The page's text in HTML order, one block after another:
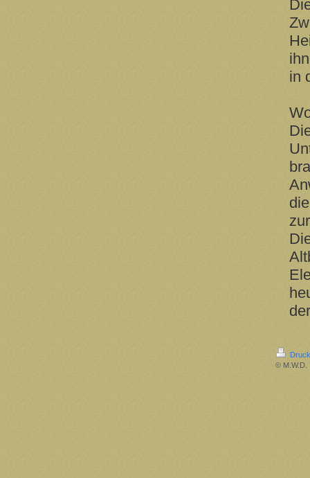
in
© M.W.D.